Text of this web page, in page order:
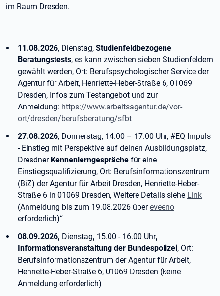
im Raum Dresden.
11.08.2026, Dienstag, Studienfeldbezogene
Beratungstests, es kann zwischen sieben Studienfeldern
gewählt werden, Ort: Berufspsychologischer Service der
Agentur für Arbeit, Henriette-Heber-Straße 6, 01069
Dresden, Infos zum Testangebot und zur
Anmeldung: https://www.arbeitsagentur.de/vor-
ort/dresden/berufsberatung/sfbt
27.08.2026, Donnerstag, 14.00 – 17.00 Uhr, #EQ Impuls
- Einstieg mit Perspektive auf deinen Ausbildungsplatz,
Dresdner Kennenlerngespräche für eine
Einstiegsqualifizierung, Ort: Berufsinformationszentrum
(BiZ) der Agentur für Arbeit Dresden, Henriette-Heber-
Straße 6 in 01069 Dresden, Weitere Details siehe Link
(Anmeldung bis zum 19.08.2026 übereveeno
erforderlich)“
08.09.2026, Dienstag, 15.00 - 16.00 Uhr,
Informationsveranstaltung der Bundespolizei, Ort:
Berufsinformationszentrum der Agentur für Arbeit,
Henriette-Heber-Straße 6, 01069 Dresden (keine
Anmeldung erforderlich)